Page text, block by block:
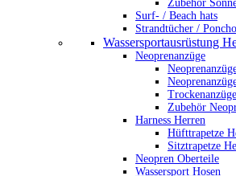
Zubehör
Surf- / Beach hats
Strandtücher /
Wassersportausrüstung
Neoprenanzüge
Trockenanzüge
Zubehör
Harness Herren
Hüfttrapetze
Sitztrapetze
Neopren Oberteile
Wassersport Hosen